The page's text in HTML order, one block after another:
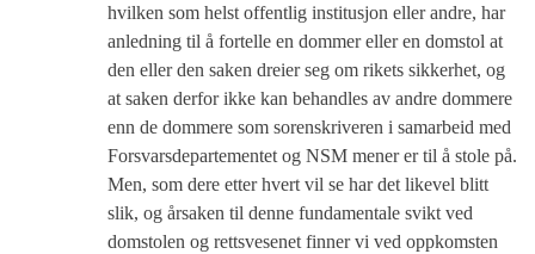
hvilken som helst offentlig institusjon eller andre, har
anledning til å fortelle en dommer eller en domstol at
den eller den saken dreier seg om rikets sikkerhet, og
at saken derfor ikke kan behandles av andre dommere
enn de dommere som sorenskriveren i samarbeid med
Forsvarsdepartementet og NSM mener er til å stole på.
Men, som dere etter hvert vil se har det likevel blitt
slik, og årsaken til denne fundamentale svikt ved
domstolen og rettsvesenet finner vi ved oppkomsten